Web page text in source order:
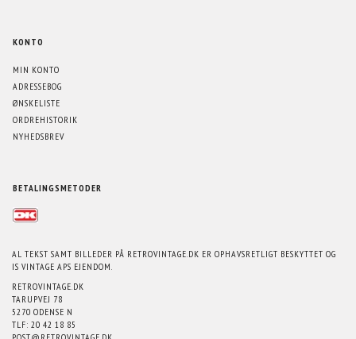
KONTO
MIN KONTO
ADRESSEBOG
ØNSKELISTE
ORDREHISTORIK
NYHEDSBREV
BETALINGSMETODER
AL TEKST SAMT BILLEDER PÅ RETROVINTAGE.DK ER OPHAVSRETLIGT BESKYTTET OG
IS VINTAGE APS EJENDOM.
RETROVINTAGE.DK
TARUPVEJ 78
5270 ODENSE N
TLF: 20 42 18 85